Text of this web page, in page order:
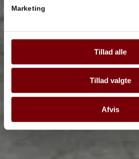
Marketing
Tillad alle
Tillad valgte
Afvis